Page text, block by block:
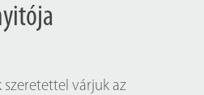
szeretettel várjuk az